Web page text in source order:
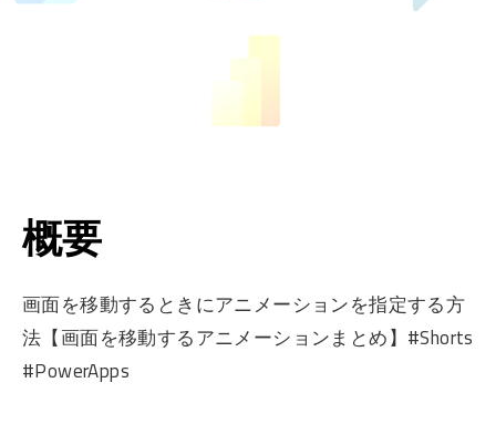
概要
画面を移動するときにアニメーションを指定する方
法【画面を移動するアニメーションまとめ】#Shorts
#PowerApps